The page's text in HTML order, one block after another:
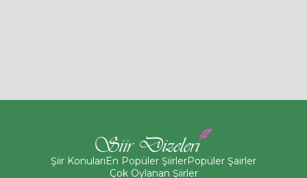
Şiir KonularıEn Popüler ŞiirlerPopüler Şairler
Çok Oylanan Şiirler